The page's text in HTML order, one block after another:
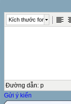
Kích thước font
Đường dẫn: p
Gửi ý kiến